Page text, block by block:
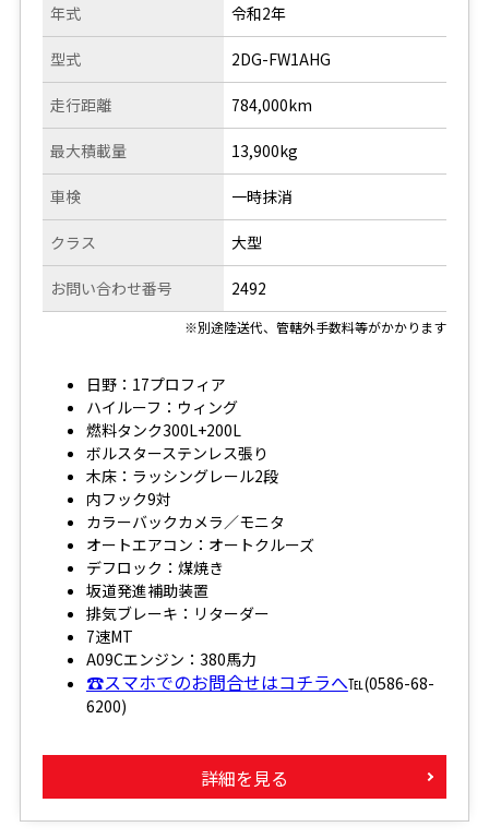
年式
型式
走行距離
令和2年
2DG-FW1AHG
784,000km
最大積載量
車検
クラス
お問い合わせ番号
13,900kg
一時抹消
大型
2492
※別途陸送代、管轄外手数料等がかかります
日野：17プロフィア
ハイルーフ：ウィング
燃料タンク300L+200L
ボルスターステンレス張り
木床：ラッシングレール2段
内フック9対
カラーバックカメラ／モニタ
オートエアコン：オートクルーズ
デフロック：煤焼き
坂道発進補助装置
排気ブレーキ：リターダー
7速MT
A09Cエンジン：380馬力
☎スマホでのお問合せはコチラへ℡(0586-68-
6200)
詳細を見る